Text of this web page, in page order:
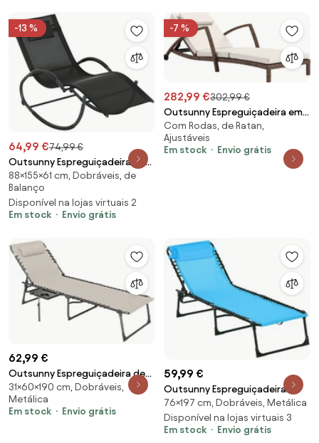
Portugal
-13 %
64,99 €74,99 €
Outsunny Espreguiçadeira de
Balanço de Jardim Apoio Braços
Almofada Cabeça Removível
155x61x88 cm Preto Conforto
Durabilidade | Aosom Portugal
88×155×61 cm, Dobráveis, de
Balanço
Disponível na lojas virtuais 2
Em stock
Envio grátis
-7 %
282,99 €302,99 €
Outsunny Espreguiçadeira em
resina trançada com encosto
ajustável, rodízios, almofada e
apoios de braço, castanho e
Com Rodas, de Ratan,
Ajustáveis
Em stock
Envio grátis
62,99 €
Outsunny Espreguiçadeira de
Praia Dobrável Jardim Encosto
Ajustável Apoio Cabeça Bolsa
Lateral Bandeja Portátil
31×60×190 cm, Dobráveis,
Metálica
Em stock
Envio grátis
59,99 €
Outsunny Espreguiçadeira
Jardim Dobrável de Praia
Ajustável 4 Posições Jardim
Sistema Laço Estrutura de Aço
76×197 cm, Dobráveis, Metálica
Disponível na lojas virtuais 3
Em stock
Envio grátis